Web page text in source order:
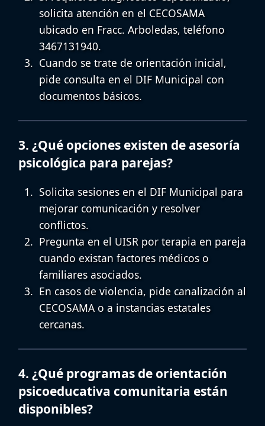
solicita atención en el CECOSAMA
ubicado en Fracc. Arboledas, teléfono
3467131940.
Cuando se trate de orientación inicial,
pide consulta en el DIF Municipal con
documentos básicos.
3. ¿Qué opciones existen de asesoría
psicológica para parejas?
Solicita sesiones en el DIF Municipal para
mejorar comunicación y resolver
conflictos.
Pregunta en el UISR por terapia en pareja
cuando existan factores médicos o
familiares asociados.
En casos de violencia, pide canalización al
CECOSAMA o a instancias estatales
cercanas.
4. ¿Qué programas de orientación
psicoeducativa comunitaria están
disponibles?